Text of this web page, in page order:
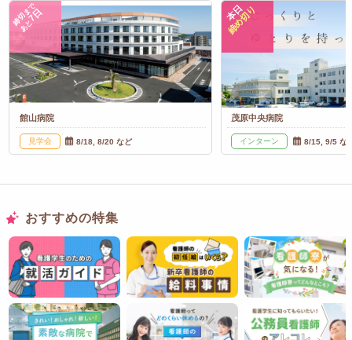
締切まで
あと
7日
館山病院
見学会 8/18, 8/20 など
本日
締め切り
茂原中央病院
インターン 8/15, 9/5 な
おすすめの特集